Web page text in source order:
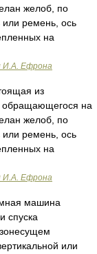
желоб, по
или ремень, ось
на
И.А. Ефрона
из
обращающегося на
желоб, по
или ремень, ось
на
И.А. Ефрона
машина
спуска
или